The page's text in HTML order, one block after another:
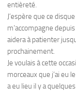
entièreté.
J’espère que ce
m’accompagne
aidera à patienter
prochainement.
Je voulais à cette
morceaux que j’ai eu
a eu lieu il y a